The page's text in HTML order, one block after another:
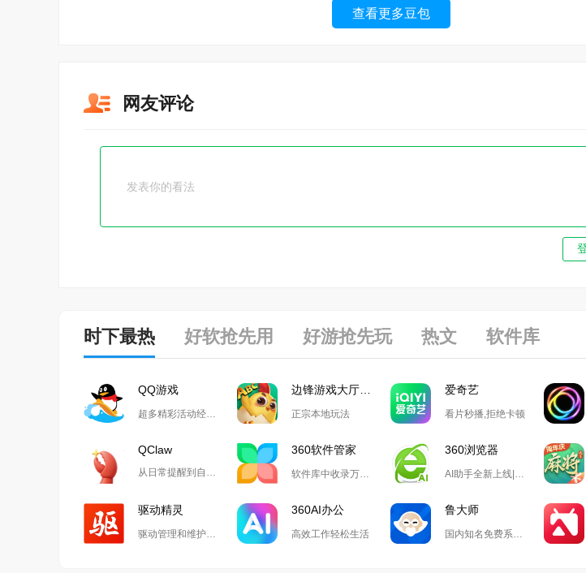
查看更多豆包
网友评论
时下最热 好软抢先用 好游抢先玩 热文 软件库
QQ游戏
超多精彩活动经典玩法尽在QQ游戏 正宗本地玩法
爱奇艺
看片秒播,拒绝卡顿
QClaw
从日常提醒到自动化开发,Qclaw解锁无限可能
360软件管家
软件库中收录万款正版软件
360浏览器
AI助手全新上线|全新chromium122内核|安全防护|丰富内置功能
驱动精灵
驱动管理和维护工具
360AI办公
高效工作轻松生活
鲁大师
国内知名免费系统工具软件